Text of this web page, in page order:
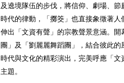
及遶境隊伍的步伐，將信仰、劇場、
時代的律動，「擲筊」也直接象徵著
伸出「文資有聲」的宗教聲景意涵。
團」及「劉麗麗舞蹈團」，結合彼此
時代與文化的精彩演出，完美呼應「
主題。